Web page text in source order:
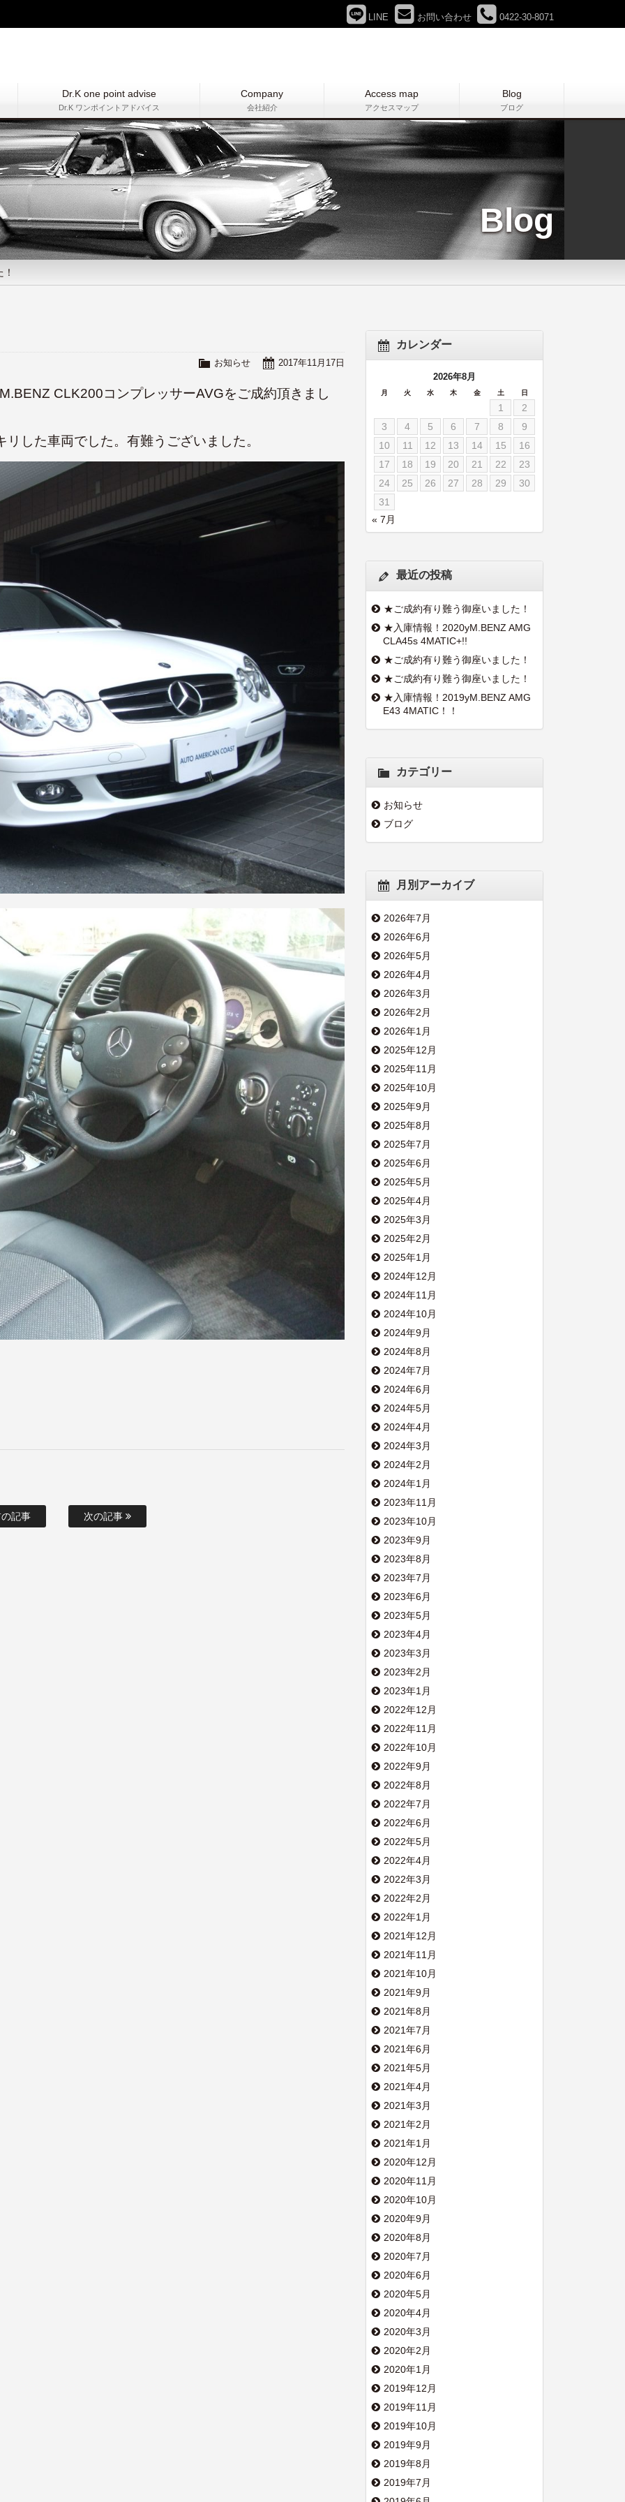
LINE お問い合わせ 0422-30-8071
Dr.K one point advise
Dr.K ワンポイントアドバイス
Company
会社紹介
Access map
アクセスマップ
Blog
ブログ
Blog
2017年11月17日
お知らせ
CLK200コンプレッサーAVGをご成約頂きまし
した車両でした。有難うございました。
記事 次の記事
カレンダー
2026年8月
月 火 水 木 金 土 日
1
2
3
4 5 6 7 8
9
10
11 12 13 14 15
16
17
18 19 20 21 22
23
24
25 26 27 28 29
30
31
« 7月
最近の投稿
★ご成約有り難う御座いました！
★入庫情報！2020yM.BENZ AMG
CLA45s 4MATIC+!!
★ご成約有り難う御座いました！
★ご成約有り難う御座いました！
★入庫情報！2019yM.BENZ AMG
E43 4MATIC！！
カテゴリー
お知らせ
ブログ
月別アーカイブ
2026年7月
2026年6月
2026年5月
2026年4月
2026年3月
2026年2月
2026年1月
2025年12月
2025年11月
2025年10月
2025年9月
2025年8月
2025年7月
2025年6月
2025年5月
2025年4月
2025年3月
2025年2月
2025年1月
2024年12月
2024年11月
2024年10月
2024年9月
2024年8月
2024年7月
2024年6月
2024年5月
2024年4月
2024年3月
2024年2月
2024年1月
2023年11月
2023年10月
2023年9月
2023年8月
2023年7月
2023年6月
2023年5月
2023年4月
2023年3月
2023年2月
2023年1月
2022年12月
2022年11月
2022年10月
2022年9月
2022年8月
2022年7月
2022年6月
2022年5月
2022年4月
2022年3月
2022年2月
2022年1月
2021年12月
2021年11月
2021年10月
2021年9月
2021年8月
2021年7月
2021年6月
2021年5月
2021年4月
2021年3月
2021年2月
2021年1月
2020年12月
2020年11月
2020年10月
2020年9月
2020年8月
2020年7月
2020年6月
2020年5月
2020年4月
2020年3月
2020年2月
2020年1月
2019年12月
2019年11月
2019年10月
2019年9月
2019年8月
2019年7月